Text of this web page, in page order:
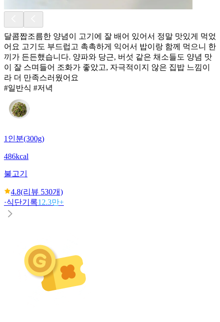
달콤짭조름한 양념이 고기에 잘 배어 있어서 정말 맛있게 먹었
어요 고기도 부드럽고 촉촉하게 익어서 밥이랑 함께 먹으니 한
끼가 든든했습니다. 양파와 당근, 버섯 같은 채소들도 양념 맛
이 잘 스며들어 조화가 좋았고, 자극적이지 않은 집밥 느낌이
라 더 만족스러웠어요
#일반식 #저녁
1인분(300g)
486kcal
불고기
4.8(리뷰 530개)
·식단기록12.3만+